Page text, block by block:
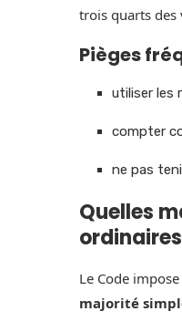
trois quarts des
Pièges
utiliser les
compter
ne pas
Quelles
Le Code
majorité